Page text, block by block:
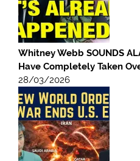
Whitney Webb SOUNDS
Have Completely Taken
28/03/2026